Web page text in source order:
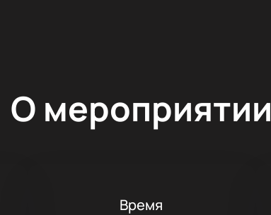
О мероприятии
Время